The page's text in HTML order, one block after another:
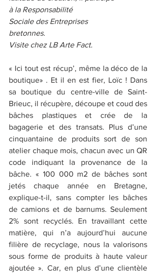
à la Responsabilité
Sociale des Entreprises
bretonnes.
Visite chez LB Arte Fact.
« Ici tout est récup’, même la déco de la
boutique» . Et il en est fier, Loïc ! Dans
sa boutique du centre-ville de Saint-
Brieuc, il récupère, découpe et coud des
bâches plastiques et crée de la
bagagerie et des transats. Plus d’une
cinquantaine de produits sort de son
atelier chaque mois, chacun avec un QR
code indiquant la provenance de la
bâche. « 100 000 m2 de bâches sont
jetés chaque année en Bretagne,
explique-t-il, sans compter les bâches
de camions et de barnums. Seulement
2% sont recyclés. En travaillant cette
matière, qui n’a aujourd’hui aucune
filière de recyclage, nous la valorisons
sous forme de produits à haute valeur
ajoutée ». Car, en plus d’une clientèle